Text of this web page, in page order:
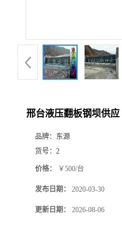
邢台液压翻板钢坝供应
品牌： 东源
货号： 2
价格： ￥500/台
发布日期： 2020-03-30
更新日期： 2026-08-06